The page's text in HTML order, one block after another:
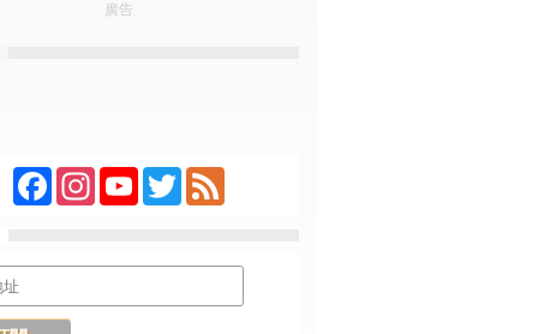
廣告
FacebookInstagramYouTubeTwitterFeed